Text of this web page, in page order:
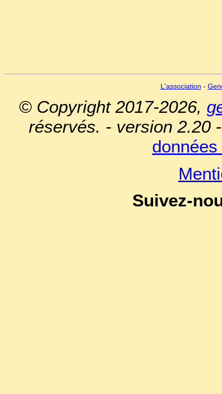
L'association -
© Copyright 2017-2026,
réservés. - version 2.20
Suivez-